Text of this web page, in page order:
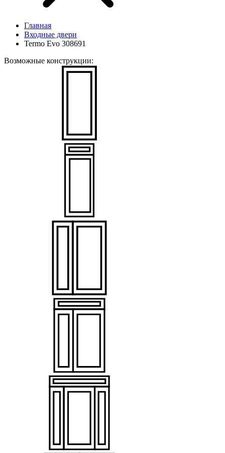
Главная
Входные двери
Termo Evo 308691
Возможные конструкции: